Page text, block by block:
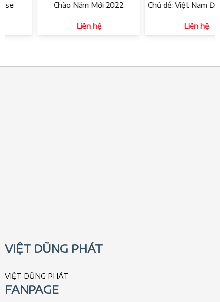
Chào Năm Mới 2022
Liên hệ
Chủ đề: Việt Nam
Liên hệ
VIỆT DŨNG PHÁT
VIỆT DŨNG PHÁT
FANPAGE